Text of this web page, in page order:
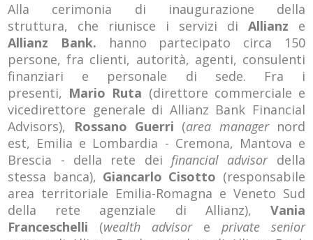
Alla cerimonia di inaugurazione della
struttura, che riunisce i servizi di Allianz e
Allianz Bank. hanno partecipato circa 150
persone, fra clienti, autorità, agenti, consulenti
finanziari e personale di sede. Fra i
presenti, Mario Ruta (direttore commerciale e
vicedirettore generale di Allianz Bank Financial
Advisors),
Rossano Guerri (area manager nord
est, Emilia e Lombardia - Cremona, Mantova e
Brescia - della rete dei financial advisordella
stessa banca), Giancarlo Cisotto (responsabile
area territoriale Emilia-Romagna e Veneto Sud
della rete agenziale di Allianz), Vania
Franceschelli (wealth advisore private senior